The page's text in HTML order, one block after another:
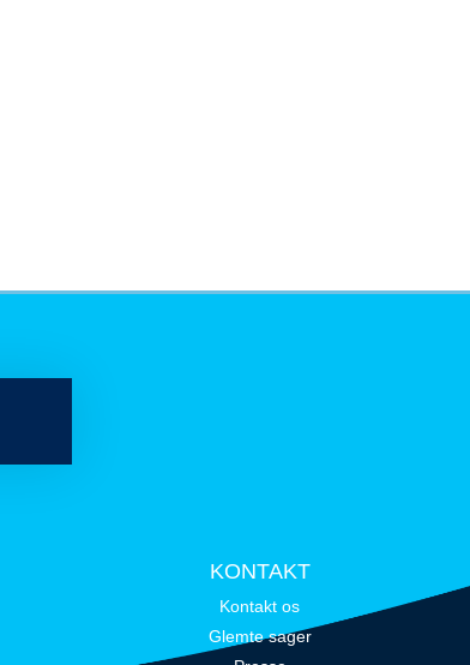
KONTAKT
Kontakt os
Glemte sager